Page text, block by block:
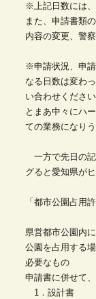
※上記日数には、
また、申請書類
内容の変更、警
※申請状況、申
なる日数は変わ
い合わせください
とまあ中々にハ
ての業務になりう
一方で先日の
グると愛知県がヒ
「都市公園占用
県営都市公園内
公園を占用する
必要なもの
申請書に併せ
1．設計書